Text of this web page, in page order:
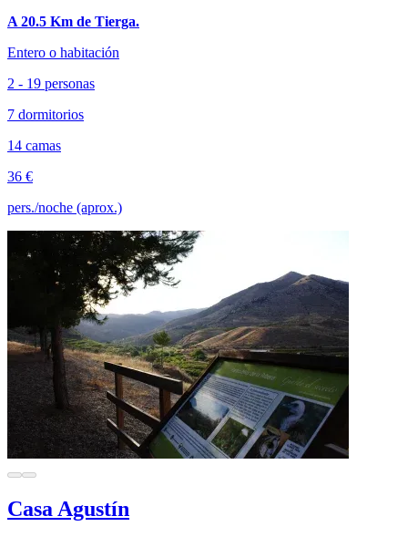
A 20.5 Km de Tierga.
Entero o habitación
2 - 19 personas
7 dormitorios
14 camas
36 €
pers./noche (aprox.)
Casa Agustín